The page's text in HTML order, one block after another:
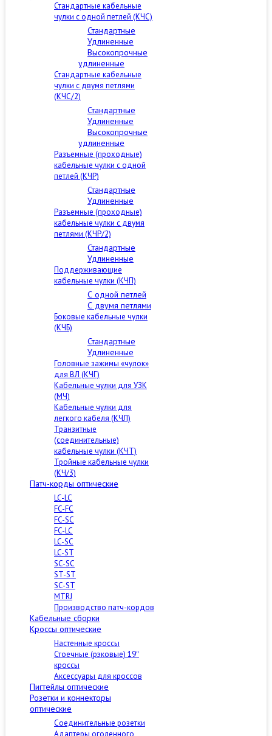
Стандартные кабельные
чулки c одной петлей (КЧС)
Стандартные
Удлиненные
Высокопрочные
удлиненные
Стандартные кабельные
чулки с двумя петлями
(КЧС/2)
Стандартные
Удлиненные
Высокопрочные
удлиненные
Разъемные (проходные)
кабельные чулки с одной
петлей (КЧР)
Стандартные
Удлиненные
Разъемные (проходные)
кабельные чулки с двумя
петлями (КЧР/2)
Стандартные
Удлиненные
Поддерживающие
кабельные чулки (КЧП)
С одной петлей
С двумя петлями
Боковые кабельные чулки
(КЧБ)
Стандартные
Удлиненные
Головные зажимы «чулок»
для ВЛ (КЧГ)
Кабельные чулки для УЗК
(МЧ)
Кабельные чулки для
легкого кабеля (КЧЛ)
Транзитные
(соединительные)
кабельные чулки (КЧТ)
Тройные кабельные чулки
(КЧ/3)
Патч-корды оптические
LC-LC
FC-FC
FC-SC
FC-LC
LC-SC
LC-ST
SC-SC
ST-ST
SC-ST
MTRJ
Производство патч-кордов
Кабельные сборки
Кроссы оптические
Настенные кроссы
Стоечные (рэковые) 19″
кроссы
Аксессуары для кроссов
Пигтейлы оптические
Розетки и коннекторы
оптические
Соединительные розетки
Адаптеры оголенного